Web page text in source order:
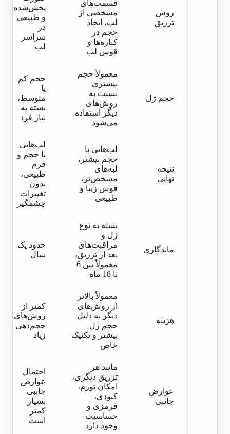
روش
تزریق
قسمت‌های
مشخصی از
لب، ایجاد
حجم در
کناره‌ها و
قوس لب
پخش‌شده
و طبیعی
در
سراسر
لب
حجم ژل
معمولاً حجم
بیشتری
نسبت به
روش‌های
دیگر استفاده
می‌شود
حجم کم
یا
متوسط،
بسته به
نیاز فرد
نتیجه
نهایی
لب‌هایی با
حجم بیشتر،
لبه‌های
مشخص‌تر،
قوس زیبا و
طبیعی
لب‌هایی
با حجم و
فرم
طبیعی،
بدون
تغییرات
چشمگیر
ماندگاری
بسته به نوع
ژل و
مراقبت‌های
بعد از تزریق،
معمولاً بین 6
تا 18 ماه
حدود یک
سال
هزینه
معمولاً بالاتر
از روش‌های
دیگر به دلیل
حجم ژل
بیشتر و تکنیک
خاص
کمتر از
روش‌های
حجم‌دهی
زیاد
عوارض
جانبی
مانند هر
تزریق دیگری،
امکان تورم،
کبودی،
قرمزی و
حساسیت
وجود دارد
احتمال
عوارض
جانبی
بسیار
کمتر
است